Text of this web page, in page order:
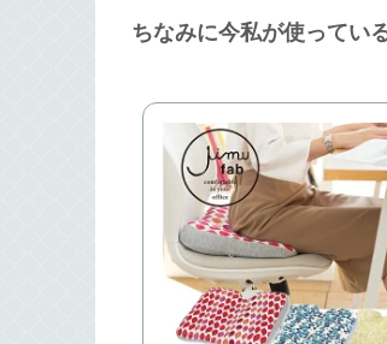
ちなみに今私が使ってい